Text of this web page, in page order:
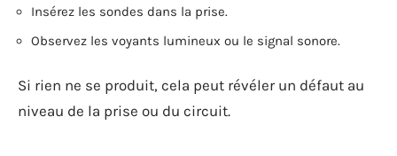
Insérez les sondes dans la prise.
Observez les voyants lumineux ou le signal sonore.
Si rien ne se produit, cela peut révéler un défaut au
niveau de la prise ou du circuit.